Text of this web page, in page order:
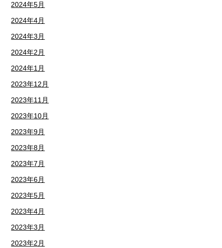
2024年5月
2024年4月
2024年3月
2024年2月
2024年1月
2023年12月
2023年11月
2023年10月
2023年9月
2023年8月
2023年7月
2023年6月
2023年5月
2023年4月
2023年3月
2023年2月